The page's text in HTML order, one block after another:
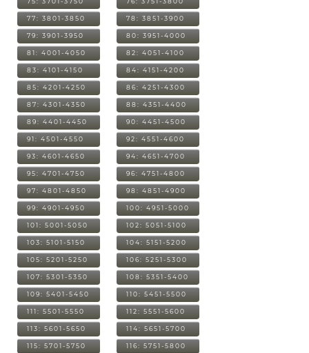
77: 3801-3850 78: 3851-3900
79: 3901-3950 80: 3951-4000
81: 4001-4050 82: 4051-4100
83: 4101-4150 84: 4151-4200
85: 4201-4250 86: 4251-4300
87: 4301-4350 88: 4351-4400
89: 4401-4450 90: 4451-4500
91: 4501-4550 92: 4551-4600
93: 4601-4650 94: 4651-4700
95: 4701-4750 96: 4751-4800
97: 4801-4850 98: 4851-4900
99: 4901-4950 100: 4951-5000
101: 5001-5050 102: 5051-5100
103: 5101-5150 104: 5151-5200
105: 5201-5250 106: 5251-5300
107: 5301-5350 108: 5351-5400
109: 5401-5450 110: 5451-5500
111: 5501-5550 112: 5551-5600
113: 5601-5650 114: 5651-5700
115: 5701-5750 116: 5751-5800